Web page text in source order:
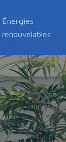
Énergies
renouvelables